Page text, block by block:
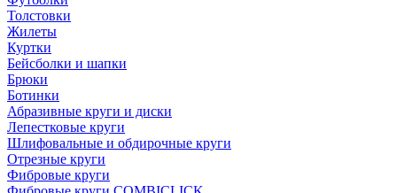
Толстовки
Жилеты
Куртки
Бейсболки и шапки
Брюки
Ботинки
Абразивные круги и диски
Лепестковые круги
Шлифовальные и обдирочные круги
Отрезные круги
Фибровые круги